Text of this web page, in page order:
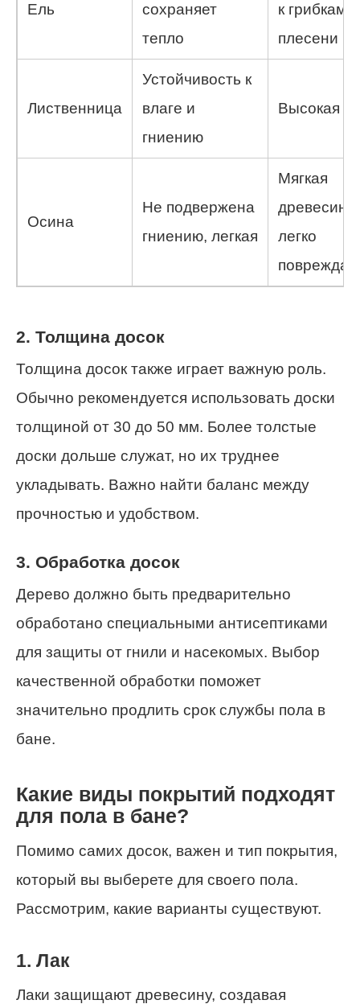
Ель
сохраняет
тепло
к грибкам и
плесени
Лиственница
Устойчивость к
влаге и
гниению
Высокая
Осина
Не подвержена
гниению, легкая
Мягкая
древесина,
легко
2. Толщина досок
Толщина досок также играет важную роль.
Обычно рекомендуется использовать доски
толщиной от 30 до 50 мм. Более толстые
доски дольше служат, но их труднее
укладывать. Важно найти баланс между
прочностью и удобством.
3. Обработка досок
Дерево должно быть предварительно
обработано специальными антисептиками
для защиты от гнили и насекомых. Выбор
качественной обработки поможет
значительно продлить срок службы пола в
бане.
Какие виды покрытий подходят
для пола в бане?
Помимо самих досок, важен и тип покрытия,
который вы выберете для своего пола.
Рассмотрим, какие варианты существуют.
1. Лак
Лаки защищают древесину, создавая